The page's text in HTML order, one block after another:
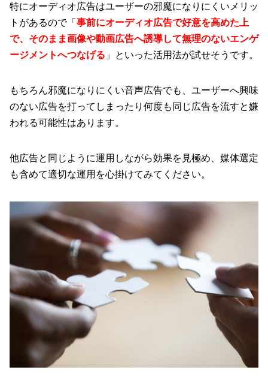
特にオーディオ広告はユーザーの邪魔になりにくいメリッ
トがあるので「 事前にオーディオ広告で好意を高めた上
で、そのまま画像や動画広告へ誘導して無理のないエンゲ
ージメントへつなげる 」といった活用法が試せそうです。
もちろん邪魔になりにくい音声広告でも、ユーザーへ興味
のない広告を打ってしまったり何度も同じ広告を流すと嫌
われる可能性はあります。
他広告と同じように運用しながら効果を見極め、媒体選定
も含めて適切な運用を心掛けてみてください。